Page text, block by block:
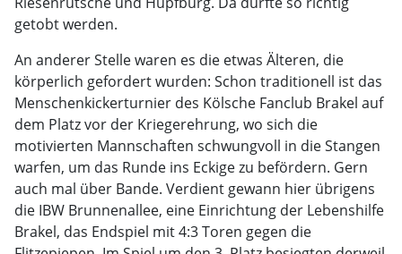
getobt werden.
An anderer Stelle waren es die etwas Älteren, die
körperlich gefordert wurden: Schon traditionell ist das
Menschenkickerturnier des Kölsche Fanclub Brakel auf
dem Platz vor der Kriegerehrung, wo sich die
motivierten Mannschaften schwungvoll in die Stangen
warfen, um das Runde ins Eckige zu befördern. Gern
auch mal über Bande. Verdient gewann hier übrigens
die IBW Brunnenallee, eine Einrichtung der Lebenshilfe
Brakel, das Endspiel mit 4:3 Toren gegen die